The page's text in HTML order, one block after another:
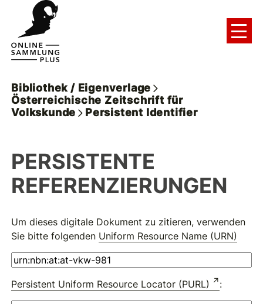
Bibliothek / Eigenverlage
Österreichische Zeitschrift für
Volkskunde
Persistent Identifier
PERSISTENTE
REFERENZIERUNGEN
Um dieses digitale Dokument zu zitieren, verwenden
Sie bitte folgenden Uniform Resource Name (URN)
Persistent Uniform Resource Locator (PURL) :